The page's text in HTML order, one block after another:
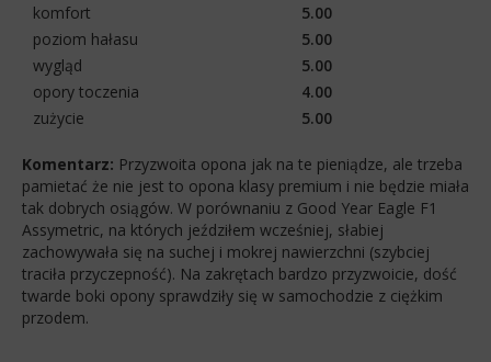
komfort
5.00
poziom hałasu
5.00
wygląd
5.00
opory toczenia
4.00
zużycie
5.00
Komentarz: Przyzwoita opona jak na te pieniądze, ale trzeba
pamietać że nie jest to opona klasy premium i nie będzie miała
tak dobrych osiągów. W porównaniu z Good Year Eagle F1
Assymetric, na których jeździłem wcześniej, słabiej
zachowywała się na suchej i mokrej nawierzchni (szybciej
traciła przyczepność). Na zakrętach bardzo przyzwoicie, dość
twarde boki opony sprawdziły się w samochodzie z ciężkim
przodem.